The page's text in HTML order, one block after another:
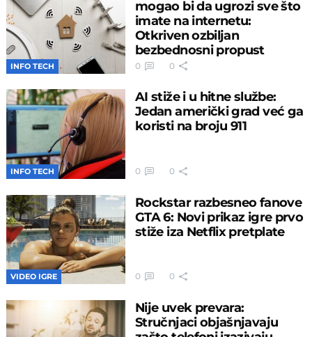
INFO TECH
mogao bi da ugrozi sve što
imate na internetu:
Otkriven ozbiljan
bezbednosni propust
0 0
INFO TECH
AI stiže i u hitne službe:
Jedan američki grad već ga
koristi na broju 911
0 0
VIDEO IGRE
Rockstar razbesneo fanove
GTA 6: Novi prikaz igre prvo
stiže iza Netflix pretplate
0 0
Nije uvek prevara:
Stručnjaci objašnjavaju